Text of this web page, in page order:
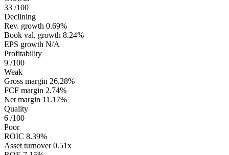
33 /100
Declining
Rev. growth 0.69%
Book val. growth 8.24%
EPS growth N/A
Profitability
9 /100
Weak
Gross margin 26.28%
FCF margin 2.74%
Net margin 11.17%
Quality
6 /100
Poor
ROIC 8.39%
Asset turnover 0.51x